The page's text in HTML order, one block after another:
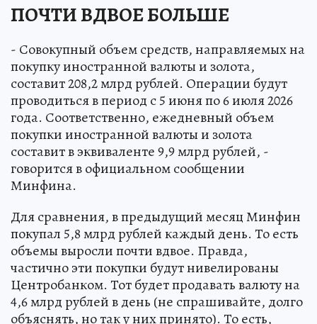
ПОЧТИ ВДВОЕ БОЛЬШЕ
- Совокупный объем средств, направляемых на
покупку иностранной валюты и золота,
составит 208,2 млрд рублей. Операции будут
проводиться в период с 5 июня по 6 июля 2026
года. Соответственно, ежедневный объем
покупки иностранной валюты и золота
составит в эквиваленте 9,9 млрд рублей, -
говорится в официальном сообщении
Минфина.
Для сравнения, в предыдущий месяц Минфин
покупал 5,8 млрд рублей каждый день. То есть
объемы выросли почти вдвое. Правда,
частично эти покупки будут нивелированы
Центробанком. Тот будет продавать валюту на
4,6 млрд рублей в день (не спрашивайте, долго
объяснять, но так у них принято). То есть,